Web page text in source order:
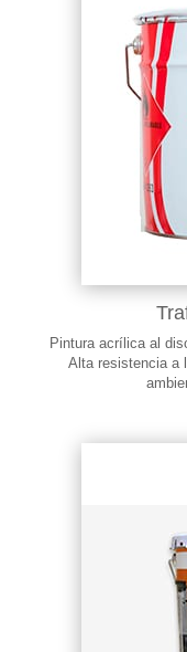
Pintura acrílica al
Alta resistencia a